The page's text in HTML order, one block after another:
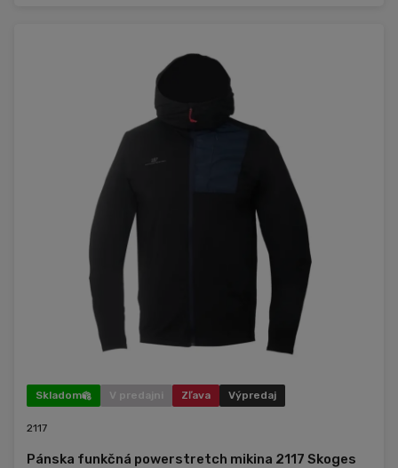
Skladom V predajni Zľava Výpredaj
2117
Pánska funkčná powerstretch mikina 2117 Skoges